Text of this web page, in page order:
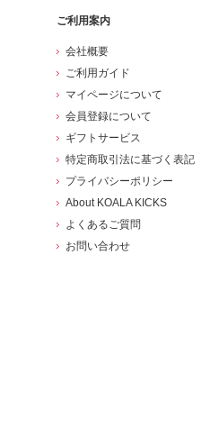
ご利用案内
会社概要
ご利用ガイド
マイページについて
会員登録について
ギフトサービス
特定商取引法に基づく表記
プライバシーポリシー
About KOALA KICKS
よくあるご質問
お問い合わせ